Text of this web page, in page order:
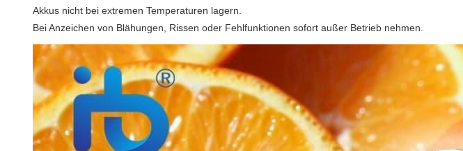
Akkus nicht bei extremen Temperaturen lagern.
Bei Anzeichen von Blähungen, Rissen oder Fehlfunktionen sofort außer Betrieb nehmen.